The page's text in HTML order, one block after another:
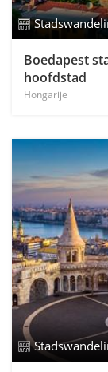
Boedapest
hoofdstad
Hongarije